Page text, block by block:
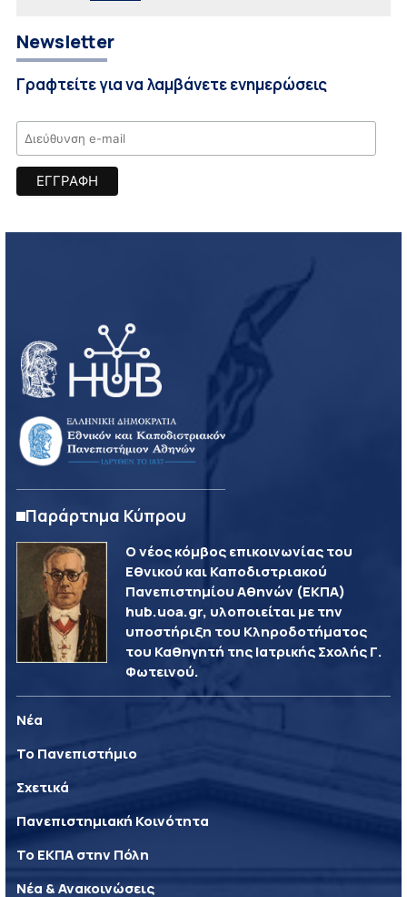
Newsletter
Γραφτείτε για να λαμβάνετε ενημερώσεις
Παράρτημα Κύπρου
Ο νέος κόμβος επικοινωνίας του
Εθνικού και Καποδιστριακού
Πανεπιστημίου Αθηνών (ΕΚΠΑ)
hub.uoa.gr, υλοποιείται με την
υποστήριξη του Κληροδοτήματος
του Καθηγητή της Ιατρικής Σχολής Γ.
Φωτεινού.
Νέα
Το Πανεπιστήμιο
Σχετικά
Πανεπιστημιακή Κοινότητα
Το ΕΚΠΑ στην Πόλη
Νέα & Ανακοινώσεις